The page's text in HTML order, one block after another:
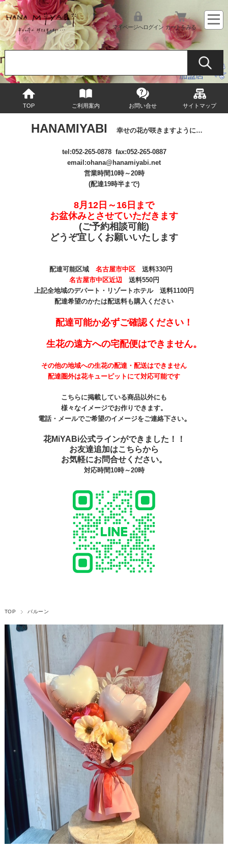
マイページへログイン カートをみる
TOP ご利用案内 お問い合せ サイトマップ
HANAMIYABI 幸せの花が咲きますように…
tel:052-265-0878fax:052-265-0887
email :ohana@hanamiyabi.net
営業時間10時～20時
(配達19時半まで)
8月12日～16日まで
お盆休みとさせていただきます
(ご予約相談可能)
どうぞ宜しくお願いいたします
配達可能区域 名古屋市中区送料330円
名古屋市中区近辺送料550円
上記全地域のデパート・リゾートホテル 送料1100円
配達希望のかたは配送料も購入ください
配達可能か必ずご確認ください！
生花の遠方への宅配便はできません。
その他の地域への生花の配達・配送はできません
配達圏外は花キューピットにて対応可能です
こちらに掲載している商品以外にも
様々なイメージでお作りできます。
電話・メールでご希望のイメージをご連絡下さい。
花MiYABi公式ラインができました！！
お友達追加はこちらから
お気軽にお問合せください。
対応時間10時～20時
TOP バルーン